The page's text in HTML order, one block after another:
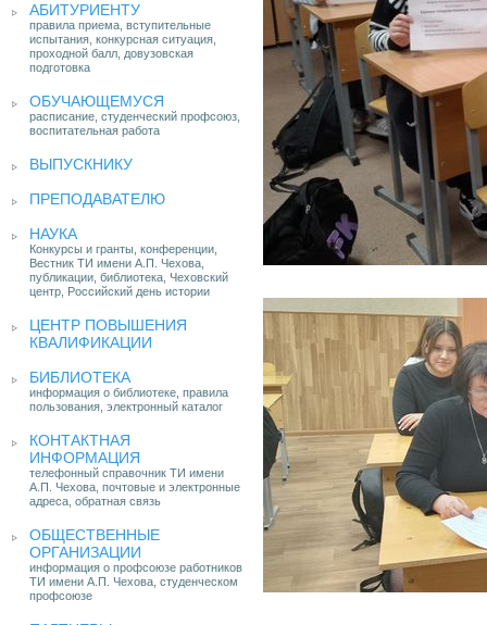
АБИТУРИЕНТУ
правила приема, вступительные
испытания, конкурсная ситуация,
проходной балл, довузовская
подготовка
ОБУЧАЮЩЕМУСЯ
расписание, студенческий профсоюз,
воспитательная работа
ВЫПУСКНИКУ
ПРЕПОДАВАТЕЛЮ
НАУКА
Конкурсы и гранты, конференции,
Вестник ТИ имени А.П. Чехова,
публикации, библиотека, Чеховский
центр, Российский день истории
ЦЕНТР ПОВЫШЕНИЯ
КВАЛИФИКАЦИИ
БИБЛИОТЕКА
информация о библиотеке, правила
пользования, электронный каталог
КОНТАКТНАЯ
ИНФОРМАЦИЯ
телефонный справочник ТИ имени
А.П. Чехова, почтовые и электронные
адреса, обратная связь
ОБЩЕСТВЕННЫЕ
ОРГАНИЗАЦИИ
информация о профсоюзе работников
ТИ имени А.П. Чехова, студенческом
профсоюзе